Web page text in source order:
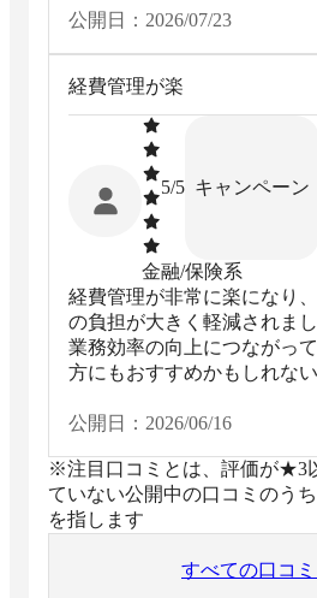
公開日： 2026/07/23
経費管理が楽
5/5 キャンペーン
金融/保険系
経費管理が非常に楽になり
の負担が大きく軽減されま
業務効率の向上につながっ
方にもおすすめかもしれない
公開日： 2026/06/16
※注目口コミとは、評価が★3
ていない公開中の口コミのう
を指します
すべての口コ